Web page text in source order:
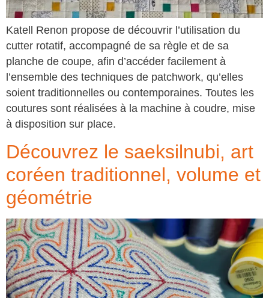
Katell Renon propose de découvrir l’utilisation du
cutter rotatif, accompagné de sa règle et de sa
planche de coupe, afin d’accéder facilement à
l’ensemble des techniques de patchwork, qu’elles
soient traditionnelles ou contemporaines. Toutes les
coutures sont réalisées à la machine à coudre, mise
à disposition sur place.
Découvrez le saeksilnubi, art
coréen traditionnel, volume et
géométrie